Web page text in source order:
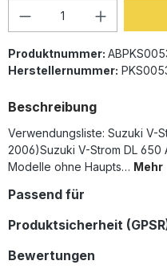
Produkt Anzahl:
Produktnummer:
Herstellernummer:
Beschreibung
Verwendungsliste: Suzuki V-
2006)Suzuki V-Strom DL 650
Modelle ohne Haupts… Mehr
Passend für
Produktsicherheit
Bewertungen